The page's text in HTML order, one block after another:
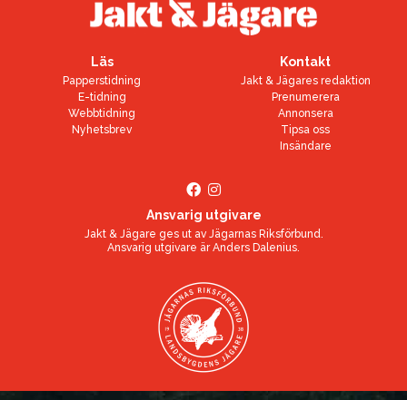
Läs
Papperstidning
E-tidning
Webbtidning
Nyhetsbrev
Kontakt
Jakt & Jägares redaktion
Prenumerera
Annonsera
Tipsa oss
Insändare
Ansvarig utgivare
Jakt & Jägare ges ut av Jägarnas Riksförbund.
Ansvarig utgivare ärAnders Dalenius.